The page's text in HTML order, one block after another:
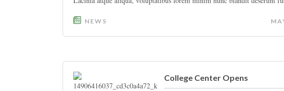
NEWS
College Center Opens